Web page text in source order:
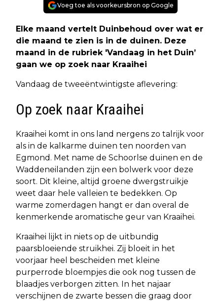
Voeg toe als voorkeursbron op Google
Elke maand vertelt Duinbehoud over wat er
die maand te zien is in de duinen. Deze
maand in de rubriek 'Vandaag in het Duin’
gaan we op zoek naar Kraaihei
Vandaag de tweeëntwintigste aflevering:
Op zoek naar Kraaihei
Kraaihei komt in ons land nergens zo talrijk voor
als in de kalkarme duinen ten noorden van
Egmond. Met name de Schoorlse duinen en de
Waddeneilanden zijn een bolwerk voor deze
soort. Dit kleine, altijd groene dwergstruikje
weet daar hele valleien te bedekken. Op
warme zomerdagen hangt er dan overal de
kenmerkende aromatische geur van Kraaihei.
Kraaihei lijkt in niets op de uitbundig
paarsbloeiende struikhei. Zij bloeit in het
voorjaar heel bescheiden met kleine
purperrode bloempjes die ook nog tussen de
blaadjes verborgen zitten. In het najaar
verschijnen de zwarte bessen die graag door